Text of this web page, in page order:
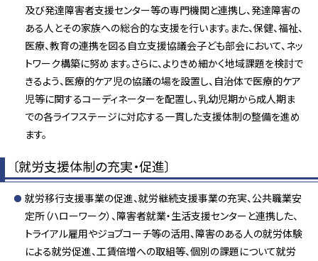
及び発達障害者支援センター等の専門機関と連携し、発達障害の
ある人とその家族への総合的な支援を行います。また、保健、福祉、
医療、教育の連携を図る自立支援協議会子ども部会において、ネッ
トワーク構築に努めます。さらに、よりきめ細かく地域課題を検討で
きるよう、医療的ケア児の協議の場を設置し、自治体で医療的ケア
児等に関するコーディネーターを配置し、乳幼児期から成人期ま
での各ライフステージに対応する一貫した支援体制の整備を進め
ます。
〔就労支援体制の充実・促進〕
就労移行支援事業の促進、就労継続支援事業の充実、公共職業安
定所（ハローワーク）、障害者就業・生活支援センターと連携した、
トライアル雇用やジョブコーチ等の活用、障害のある人の就労体験
による就労促進、工賃倍増への取組等、個別の課題について就労